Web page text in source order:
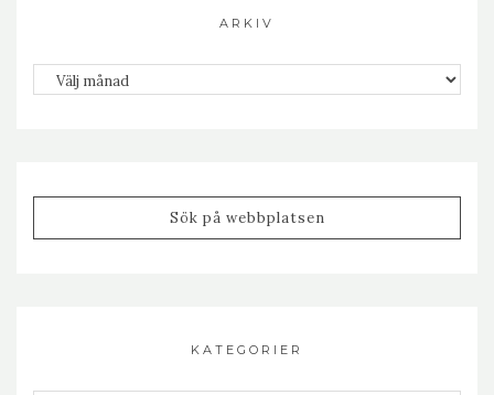
ARKIV
Arkiv
KATEGORIER